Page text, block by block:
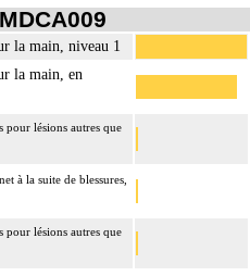
la main, niveau 1
la main, en
pour lésions autres que
à la suite de blessures,
pour lésions autres que